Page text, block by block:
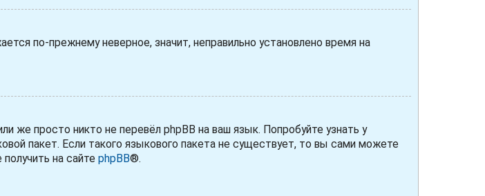
по-прежнему неверное, значит, неправильно установлено время на
же просто никто не перевёл phpBB на ваш язык. Попробуйте узнать у
пакет. Если такого языкового пакета не существует, то вы сами можете
на сайте phpBB®.